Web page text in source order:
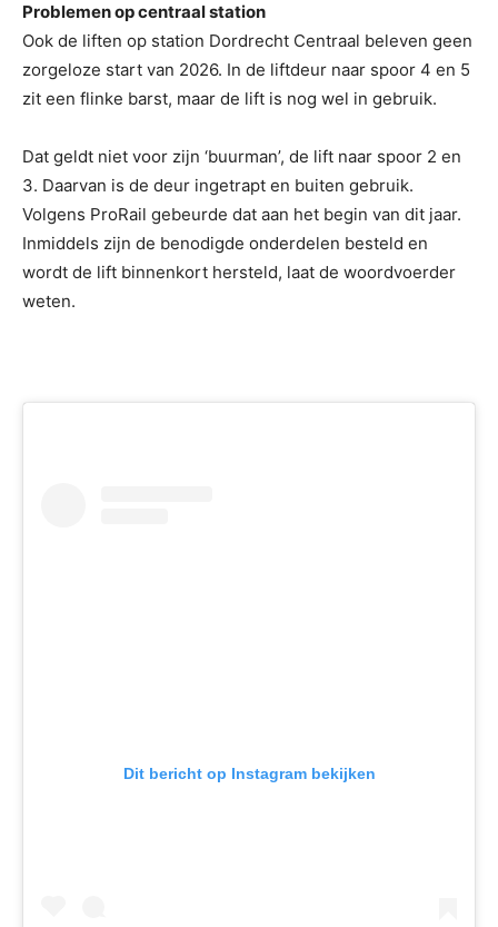
Problemen op centraal station
Ook de liften op station Dordrecht Centraal beleven geen
zorgeloze start van 2026. In de liftdeur naar spoor 4 en 5
zit een flinke barst, maar de lift is nog wel in gebruik.
Dat geldt niet voor zijn ‘buurman’, de lift naar spoor 2 en
3. Daarvan is de deur ingetrapt en buiten gebruik.
Volgens ProRail gebeurde dat aan het begin van dit jaar.
Inmiddels zijn de benodigde onderdelen besteld en
wordt de lift binnenkort hersteld, laat de woordvoerder
weten.
Dit bericht op Instagram bekijken